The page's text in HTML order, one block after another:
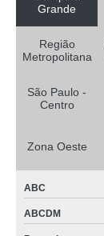
Grande
Região
Metropolitana
São Paulo -
Centro
Zona Oeste
ABC
ABCDM